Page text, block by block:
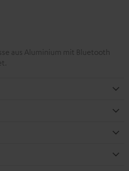
aus Aluminium mit Bluetooth